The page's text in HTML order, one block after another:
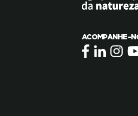
ACOMPANHE-